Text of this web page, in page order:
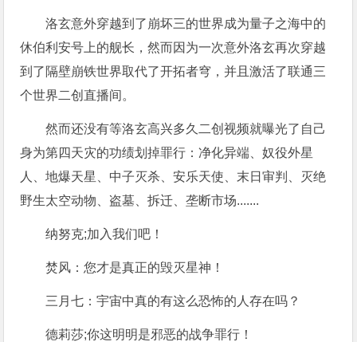
洛玄意外穿越到了崩坏三的世界成为量子之海中的
休伯利安号上的舰长，然而因为一次意外洛玄再次穿越
到了隔壁崩铁世界取代了开拓者穹，并且激活了联通三
个世界二创直播间。
然而还没有等洛玄高兴多久二创视频就曝光了自己
身为第四天灾的功绩划掉罪行：净化异端、奴役外星
人、地爆天星、中子灭杀、安乐天使、末日审判、灭绝
野生太空动物、盗墓、拆迁、垄断市场.......
纳努克;加入我们吧！
焚风：您才是真正的毁灭星神！
三月七：宇宙中真的有这么恐怖的人存在吗？
德莉莎;你这明明是邪恶的战争罪行！